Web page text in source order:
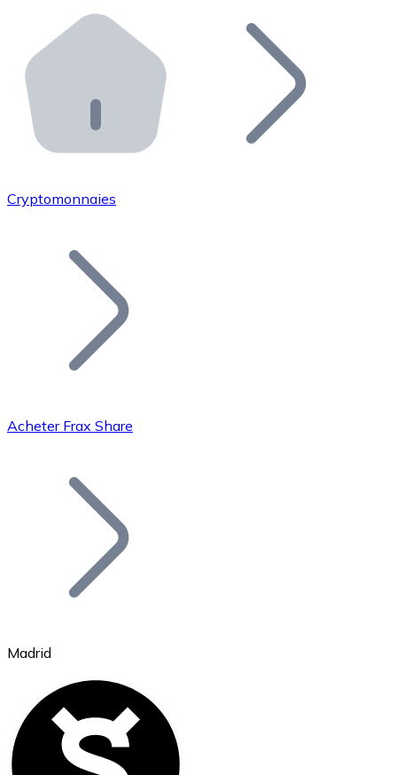
Distributeurs automatiques Bitnovo
Intégrez un ATM Bitnovo dans votre entreprise et
API Bitnovo
Intégrez notre API dans votre écosystème.
Rejoignez notre réseau de distributeurs et
Ajoutez le token de votre projet à notre service
Bitcoin
Ethereum
Cryptomonnaies
Acheter Frax Share
Madrid